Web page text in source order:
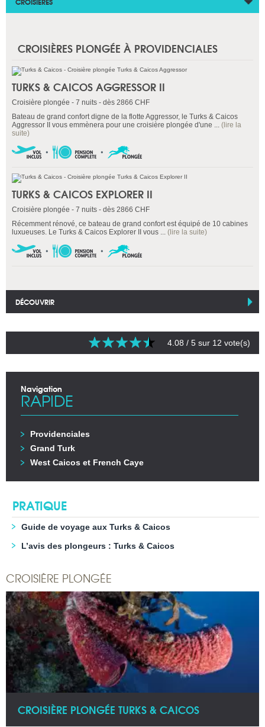
CROISIÈRES PLONGÉE À PROVIDENCIALES
TURKS & CAICOS AGGRESSOR II
Croisière plongée - 7 nuits - dès 2866 CHF
Bateau de grand confort digne de la flotte Aggressor, le Turks & Caicos
Aggressor II vous emmènera pour une croisière plongée d'une ... (lire la
suite)
TURKS & CAICOS EXPLORER II
Croisière plongée - 7 nuits - dès 2866 CHF
Récemment rénové, ce bateau de grand confort est équipé de 10 cabines
luxueuses. Le Turks & Caicos Explorer II vous ... (lire la suite)
DÉCOUVRIR
4.08 / 5 sur 12 vote(s)
Navigation
RAPIDE
Providenciales
Grand Turk
West Caicos et French Caye
PRATIQUE
Guide de voyage aux Turks & Caicos
L’avis des plongeurs : Turks & Caicos
CROISIÈRE PLONGÉE
CROISIÈRE PLONGÉE TURKS & CAICOS